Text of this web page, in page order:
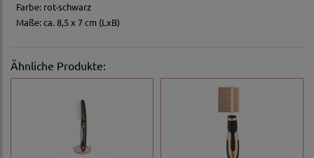
Farbe: rot-schwarz
Maße: ca. 8,5 x 7 cm (LxB)
Ähnliche Produkte: